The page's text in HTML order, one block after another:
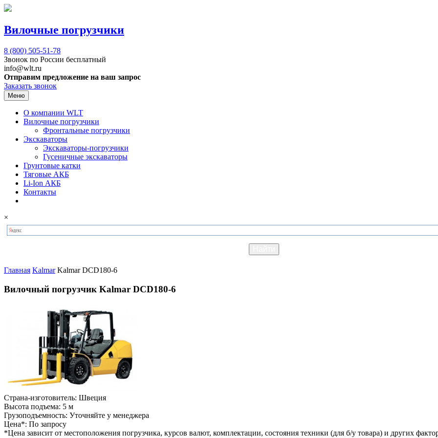
Вилочные погрузчики
8 (800) 505-51-78
Звонок по России бесплатный
info@wlt.ru
Отправим предложение на ваш запрос
Заказать звонок
Меню
О компании WLT
Вилочные погрузчики
Фронтальные погрузчики
Экскаваторы
Экскаваторы-погрузчики
Гусеничные экскаваторы
Грунтовые катки
Тяговые АКБ
Li-Ion АКБ
Контакты
×
Главная Kalmar Kalmar DCD180-6
Вилочный погрузчик Kalmar DCD180-6
Страна-изготовитель: Швеция
Высота подъема: 5 м
Грузоподъемность: Уточняйте у менеджера
Цена*: По запросу
*Цена зависит от местоположения погрузчика, курсов валют, комплектации, состояния техники (для б/у товара) и других